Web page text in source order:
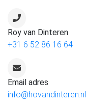
Roy van Dinteren
+31 6 52 86 16 64
Email adres
info@hovandinteren.nl